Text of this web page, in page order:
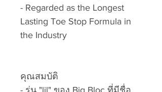
- Regarded as the Longest
Lasting Toe Stop Formula in
the Industry
คุณสมบัติ